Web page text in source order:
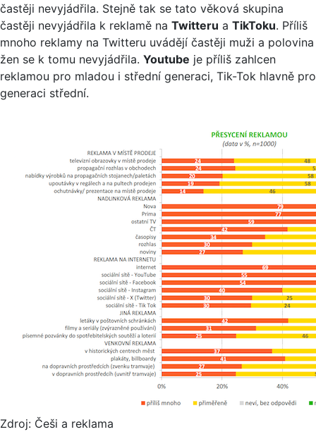
častěji nevyjádřila. Stejně tak se tato věková skupina
častěji nevyjádřila k reklamě na Twitteru a TikToku. Příliš
mnoho reklamy na Twitteru uvádějí častěji muži a polovina
žen se k tomu nevyjádřila. Youtube je příliš zahlcen
reklamou pro mladou i střední generaci, Tik-Tok hlavně pro
generaci střední.
Zdroj: Češi a reklama